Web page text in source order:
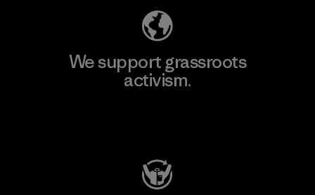
We support grassroots
activism.